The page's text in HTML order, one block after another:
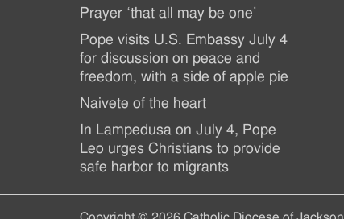
Prayer ‘that all may be one’
Pope visits U.S. Embassy July 4
for discussion on peace and
freedom, with a side of apple pie
Naivete of the heart
In Lampedusa on July 4, Pope
Leo urges Christians to provide
safe harbor to migrants